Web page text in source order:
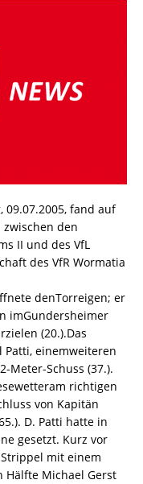
09.07.2005, fand auf
den
II und des VfL
des VfR Wormatia
denTorreigen; er
imGundersheimer
(20.).Das
Patti, einemweiteren
Meter-Schuss (37.).
richtigen
von Kapitän
D. Patti hatte in
gesetzt. Kurz vor
mit einem
Hälfte Michael Gerst